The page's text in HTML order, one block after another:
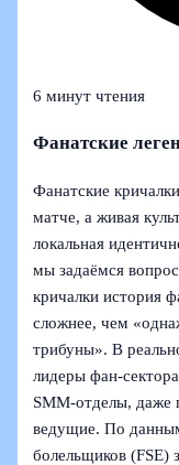
6 минут чтения
Фанатские
Фанатские
матче, а живая
локальная
мы задаёмся
кричалки история
сложнее, чем
трибуны». В
лидеры фан-
SMM‑отделы,
ведущие. По
болельщиков (FSE)